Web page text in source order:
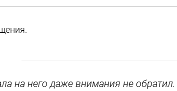
на него даже внимания не обратил.